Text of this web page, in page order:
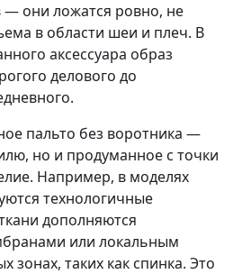
— они ложатся ровно, не
в области шеи и плеч. В
аксессуара образ
делового до
пальто без воротника —
но и продуманное с точки
Например, в моделях
технологичные
дополняются
или локальным
зонах, таких как спинка. Это